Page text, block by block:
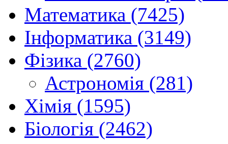
Математика (7425)
Інформатика (3149)
Фізика (2760)
Астрономія (281)
Хімія (1595)
Біологія (2462)